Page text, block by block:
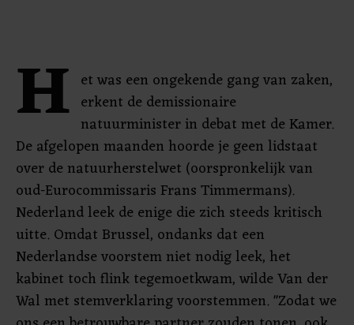
H et was een ongekende gang van zaken,
erkent de demissionaire
natuurminister in debat met de Kamer.
De afgelopen maanden hoorde je geen lidstaat
over de natuurherstelwet (oorspronkelijk van
oud-Eurocommissaris Frans Timmermans).
Nederland leek de enige die zich steeds kritisch
uitte. Omdat Brussel, ondanks dat een
Nederlandse voorstem niet nodig leek, het
kabinet toch flink tegemoetkwam, wilde Van der
Wal met stemverklaring voorstemmen. "Zodat we